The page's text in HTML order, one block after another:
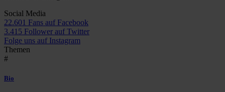
Social Media
22.601 Fans auf Facebook
3.415 Follower auf Twitter
Folge uns auf Instagram
Themen
#
Bio